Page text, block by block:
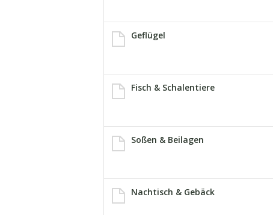
Geflügel
Fisch & Schalentiere
Soßen & Beilagen
Nachtisch & Gebäck